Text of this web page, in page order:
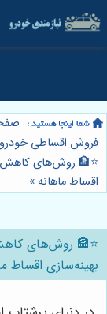
فروش اقساطی خودرو
⭐️🏦 روش‌های کاهش
اقساط ماهانه»
⭐️🏦 روش‌های
بهینه‌سازی اقساط